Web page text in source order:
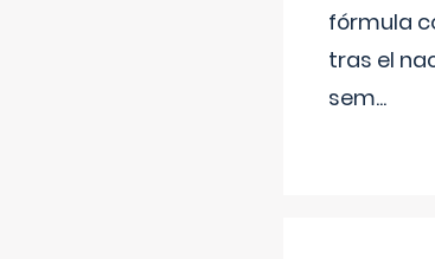
fórmula
tras el
sem...